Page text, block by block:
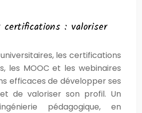
certifications : valoriser
les certifications
les MOOC et les webinaires
efficaces de développer ses
de valoriser son profil. Un
pédagogique, en